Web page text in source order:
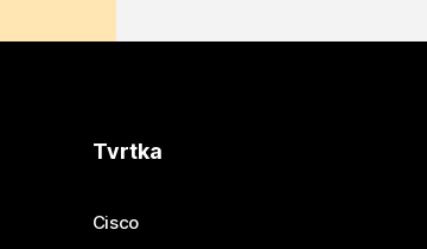
Tvrtka
Cisco